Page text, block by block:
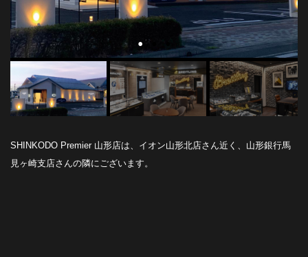
SHINKODO Premier 山形店は、イオン山形北店さん近く、山形銀行馬
見ヶ崎支店さんの隣にございます。